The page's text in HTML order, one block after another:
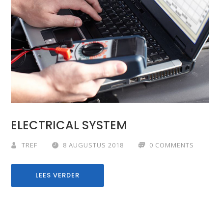
ELECTRICAL SYSTEM
TREF 8 AUGUSTUS 2018 0 COMMENTS
LEES VERDER